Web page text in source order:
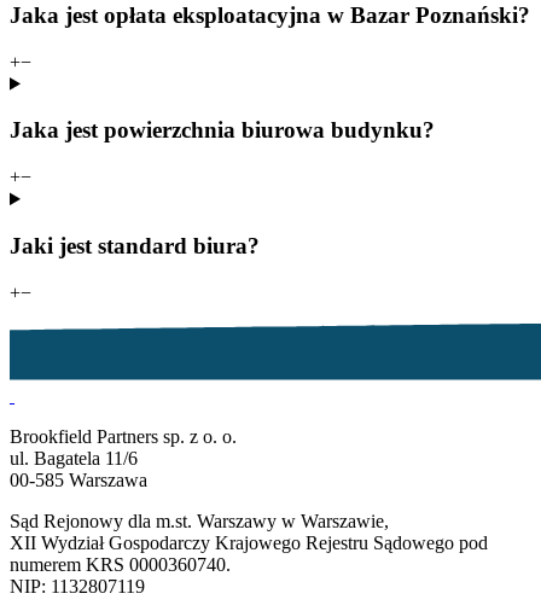
Jaka jest opłata eksploatacyjna w Bazar Poznański?
+−
Jaka jest powierzchnia biurowa budynku?
+−
Jaki jest standard biura?
+−
Brookfield Partners sp. z o. o.
ul. Bagatela 11/6
00-585 Warszawa
Sąd Rejonowy dla m.st. Warszawy w Warszawie,
XII Wydział Gospodarczy Krajowego Rejestru Sądowego pod
numerem KRS 0000360740.
NIP: 1132807119